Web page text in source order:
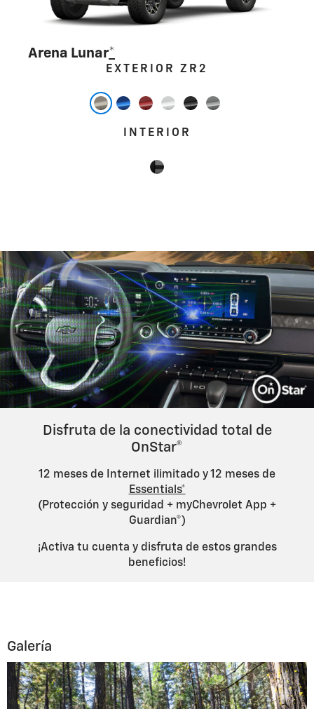
EXTERIOR ZR2
INTERIOR
Arena Lunar*
Disfruta de la conectividad total de
OnStar®
12 meses de Internet ilimitado y 12 meses de
Essentials*
(Protección y seguridad + myChevrolet App +
Guardian®)
¡Activa tu cuenta y disfruta de estos grandes
beneficios!
Galería